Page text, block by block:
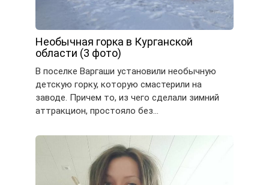
Необычная горка в Курганской
области (3 фото)
В поселке Варгаши установили необычную
детскую горку, которую смастерили на
заводе. Причем то, из чего сделали зимний
аттракцион, простояло без…